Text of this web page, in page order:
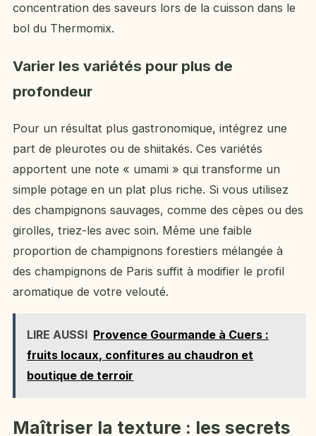
concentration des saveurs lors de la cuisson dans le
bol du Thermomix.
Varier les variétés pour plus de
profondeur
Pour un résultat plus gastronomique, intégrez une
part de pleurotes ou de shiitakés. Ces variétés
apportent une note « umami » qui transforme un
simple potage en un plat plus riche. Si vous utilisez
des champignons sauvages, comme des cèpes ou des
girolles, triez-les avec soin. Même une faible
proportion de champignons forestiers mélangée à
des champignons de Paris suffit à modifier le profil
aromatique de votre velouté.
LIRE AUSSI Provence Gourmande à Cuers :
fruits locaux, confitures au chaudron et
boutique de terroir
Maîtriser la texture : les secrets